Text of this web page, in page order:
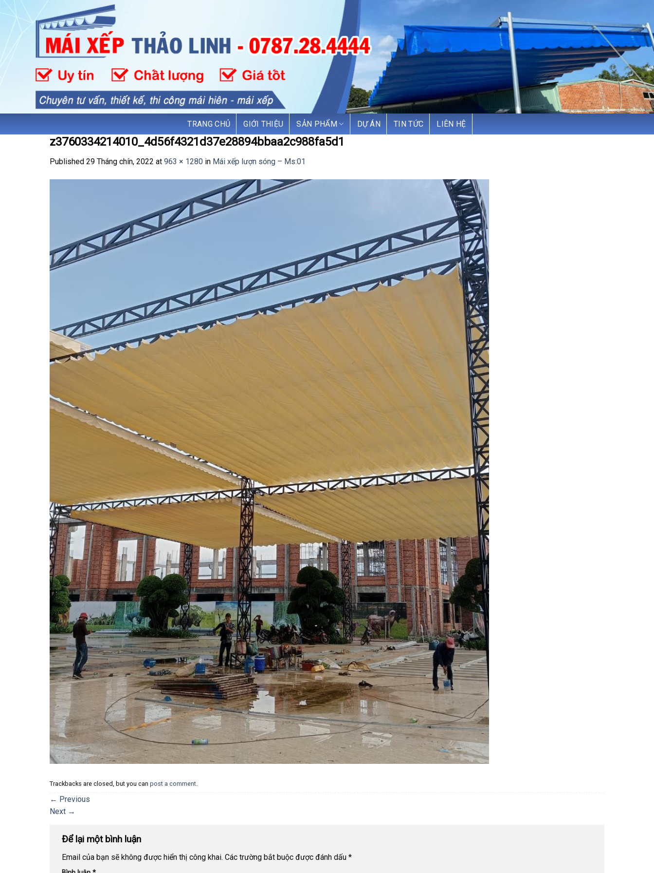
Skip
content
TRANG CHỦ GIỚI THIỆU SẢN PHẨM DỰ ÁN TIN TỨC LIÊN HỆ
z3760334214010_4d56f4321d37e28894bbaa2c988fa5d1
Published 29 Tháng chín, 2022 at 963 × 1280 in Mái xếp lượn sóng – Ms:01
Trackbacks are closed, but you can post a comment
← Previous
Next →
Để lại một bình luận
Email của bạn sẽ không được hiển thị công khai. Các trường bắt buộc được đánh dấu *